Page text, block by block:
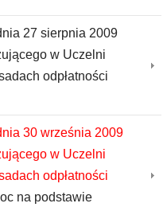
27 sierpnia 2009
w Uczelni
odpłatności
30 września 2009
w Uczelni
odpłatności
na podstawie